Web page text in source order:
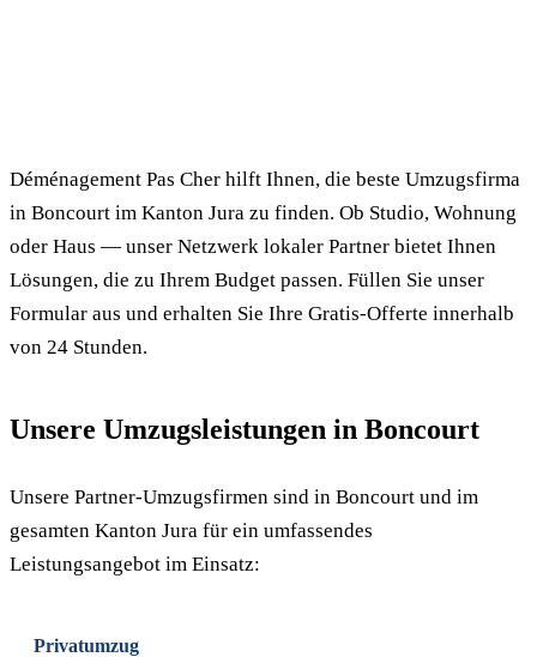
Déménagement Pas Cher hilft Ihnen, die beste Umzugsfirma
in Boncourt im Kanton Jura zu finden. Ob Studio, Wohnung
oder Haus — unser Netzwerk lokaler Partner bietet Ihnen
Lösungen, die zu Ihrem Budget passen. Füllen Sie unser
Formular aus und erhalten Sie Ihre Gratis-Offerte innerhalb
von 24 Stunden.
Unsere Umzugsleistungen in Boncourt
Unsere Partner-Umzugsfirmen sind in Boncourt und im
gesamten Kanton Jura für ein umfassendes
Leistungsangebot im Einsatz:
Privatumzug